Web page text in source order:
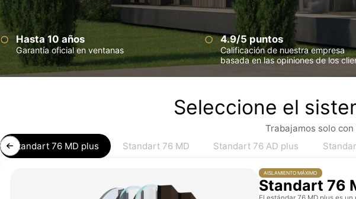
Hasta 10 años
Garantía oficial en ventanas
4.9/5 puntos
Calificación de nuestra empresa
basada en las opiniones de los
Seleccione el
Trabajamos solo
Standart 76 MD plus
Standart 76 MD Standart 76 AD plus
AISLAMIENTO MÁXIMO
Standart 76